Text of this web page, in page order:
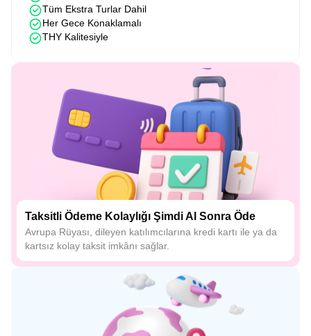
Tüm Ekstra Turlar Dahil
Her Gece Konaklamalı
THY Kalitesiyle
Taksitli Ödeme Kolaylığı Şimdi Al Sonra Öde
Avrupa Rüyası, dileyen katılımcılarına kredi kartı ile ya da
kartsız kolay taksit imkânı sağlar.